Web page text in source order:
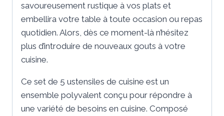
savoureusement rustique à vos plats et
embellira votre table à toute occasion ou repas
quotidien. Alors, dès ce moment-là n’hésitez
plus d’introduire de nouveaux gouts à votre
cuisine.
Ce set de 5 ustensiles de cuisine est un
ensemble polyvalent conçu pour répondre à
une variété de besoins en cuisine. Composé